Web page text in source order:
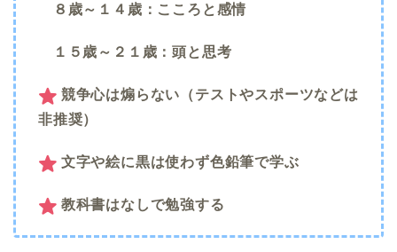
８歳～１４歳：こころと感情
１５歳～２１歳：頭と思考
競争心は煽らない（テストやスポーツなどは
非推奨）
文字や絵に黒は使わず色鉛筆で学ぶ
教科書はなしで勉強する